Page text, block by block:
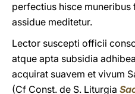
perfectius hisce muneribus
assidue meditetur.
Lector suscepti officii
atque apta subsidia
acquirat suavem et vivum
(Cf Const. de S. Liturgia